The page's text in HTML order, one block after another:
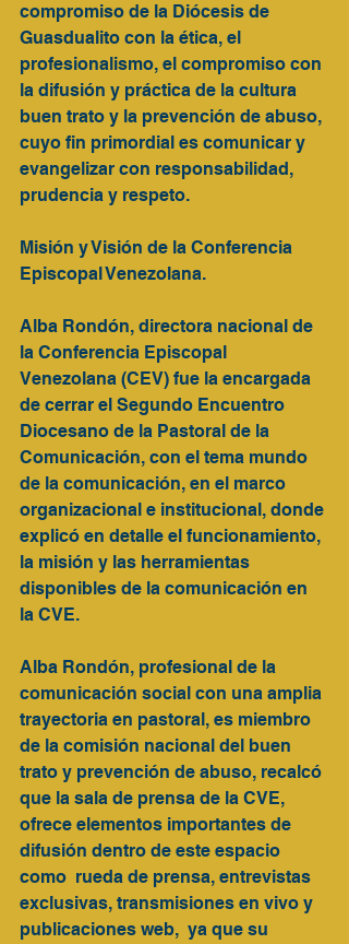
compromiso de la Diócesis de
Guasdualito con la ética, el
profesionalismo, el compromiso con
la difusión y práctica de la cultura
buen trato y la prevención de abuso,
cuyo fin primordial es comunicar y
evangelizar con responsabilidad,
prudencia y respeto.
Misión y Visión de la Conferencia
Episcopal Venezolana.
Alba Rondón, directora nacional de
la Conferencia Episcopal
Venezolana (CEV) fue la encargada
de cerrar el Segundo Encuentro
Diocesano de la Pastoral de la
Comunicación, con el tema mundo
de la comunicación, en el marco
organizacional e institucional, donde
explicó en detalle el funcionamiento,
la misión y las herramientas
disponibles de la comunicación en
la CVE.
Alba Rondón, profesional de la
comunicación social con una amplia
trayectoria en pastoral, es miembro
de la comisión nacional del buen
trato y prevención de abuso, recalcó
que la sala de prensa de la CVE,
ofrece elementos importantes de
difusión dentro de este espacio
como  rueda de prensa, entrevistas
exclusivas, transmisiones en vivo y
publicaciones web,  ya que su